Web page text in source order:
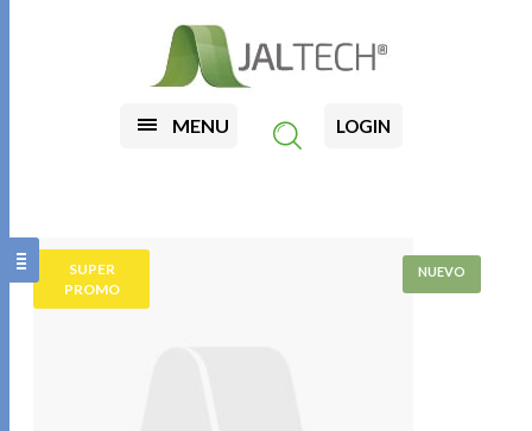
MENU LOGIN
SUPER
PROMO